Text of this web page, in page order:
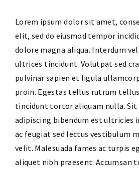
Lorem ipsum dolor sit amet,
elit, sed do eiusmod tempor
dolore magna aliqua. Interdum
ultrices tincidunt. Volutpat sed
pulvinar sapien et ligula
proin. Egestas tellus rutrum
tincidunt tortor aliquam nulla. Sit
adipiscing bibendum est ultricies
ac feugiat sed lectus vestibulum
velit. Malesuada fames ac turpis
aliquet nibh praesent. Accumsan